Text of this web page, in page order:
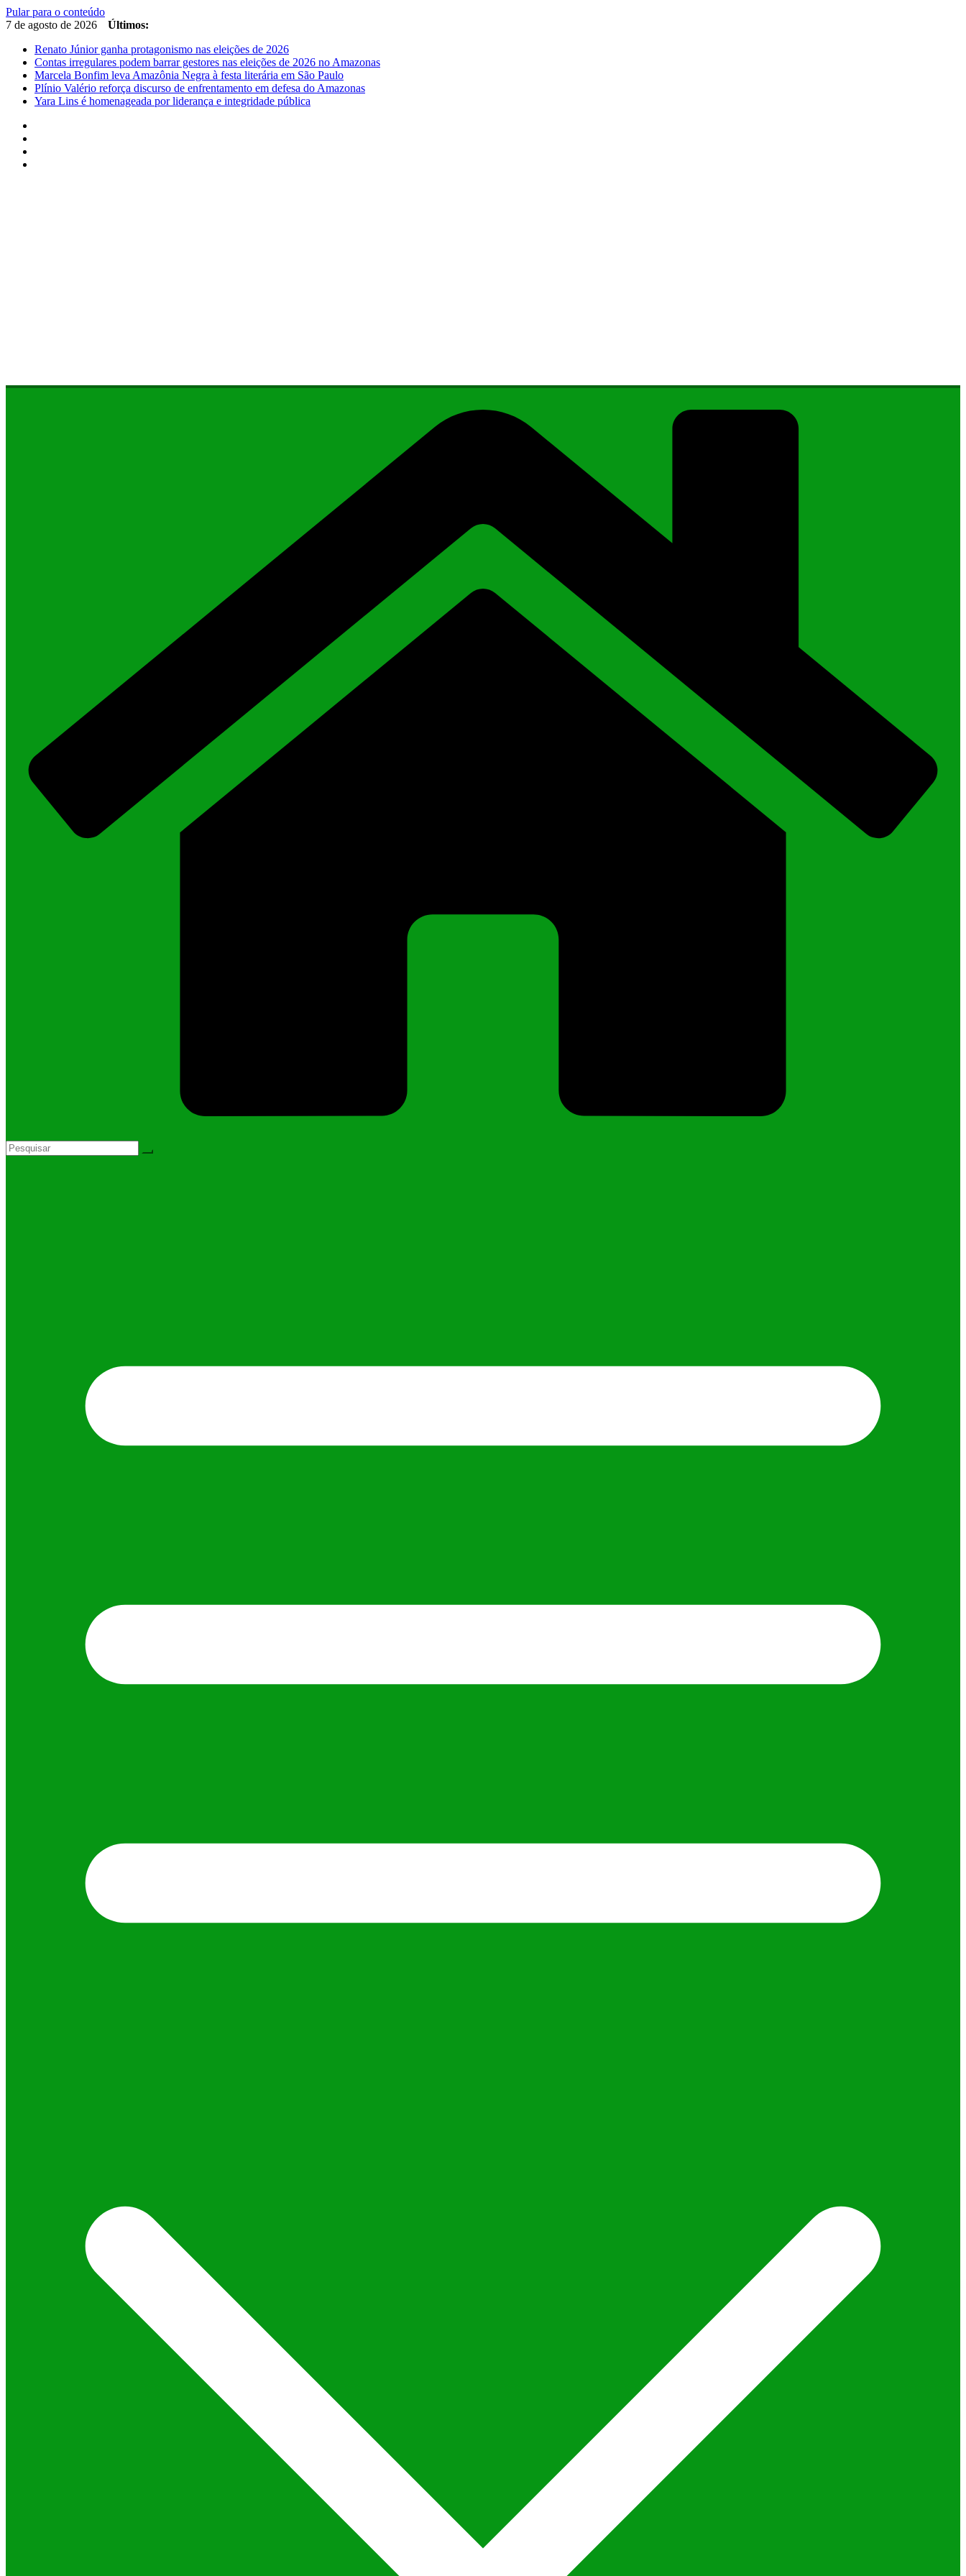
Pular para o conteúdo
7 de agosto de 2026
Últimos:
Renato Júnior ganha protagonismo nas eleições de 2026
Contas irregulares podem barrar gestores nas eleições de 2026 no Amazonas
Marcela Bonfim leva Amazônia Negra à festa literária em São Paulo
Plínio Valério reforça discurso de enfrentamento em defesa do Amazonas
Yara Lins é homenageada por liderança e integridade pública